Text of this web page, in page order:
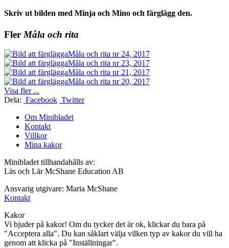
Skriv ut bilden med Minja och Mino och färglägg den.
Fler Måla och rita
Måla och rita nr 24, 2017
Måla och rita nr 23, 2017
Måla och rita nr 21, 2017
Måla och rita nr 20, 2017
Visa fler ...
Dela: Facebook Twitter
Om Minibladet
Kontakt
Villkor
Mina kakor
Minibladet tillhandahålls av:
Läs och Lär McShane Education AB
Ansvarig utgivare: Maria McShane
Kontakt
Kakor
Vi bjuder på kakor! Om du tycker det är ok, klickar du bara på
"Acceptera alla". Du kan såklart välja vilken typ av kakor du vill ha
genom att klicka på "Inställningar".